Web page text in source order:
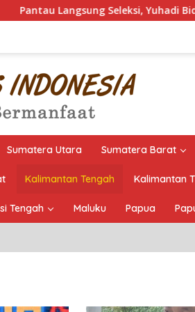
Seleksi, Yuhadi Bidik Sapu
Sumatera Utara Sumatera Barat
Kalimantan Tengah Kalimantan
Tengah Maluku Papua